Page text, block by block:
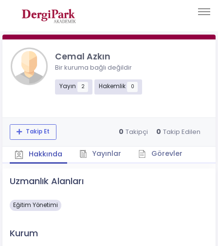
Cemal Azkın
Bir kuruma bağlı değildir
Yayın 2 Hakemlik 0
Takip Et 0 Takipçi 0 Takip Edilen
Hakkında Yayınlar Görevler
Uzmanlık Alanları
Eğitim Yönetimi
Kurum